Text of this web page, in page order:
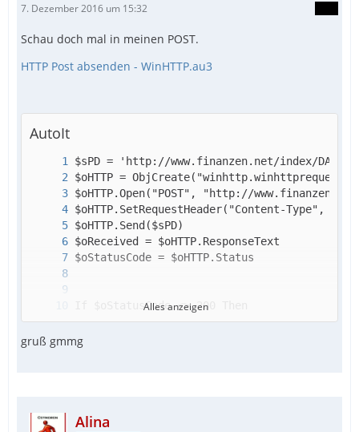
7. Dezember 2016 um 15:32
Schau doch mal in meinen POST.
HTTP Post absenden - WinHTTP.au3
AutoIt
Alles anzeigen
gruß gmmg
Alina